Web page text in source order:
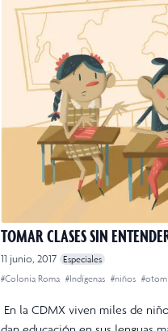
TOMAR CLASES SIN
11 junio, 2017 Especiales
#Colonia Roma #Indígenas #niños
En la CDMX viven miles de